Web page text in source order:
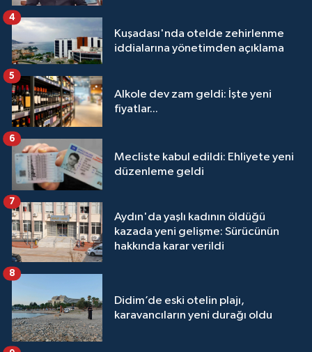
Kuşadası'nda otelde zehirlenme
iddialarına yönetimden açıklama
4
Alkole dev zam geldi: İşte yeni
fiyatlar...
5
Mecliste kabul edildi: Ehliyete yeni
düzenleme geldi
6
Aydın'da yaşlı kadının öldüğü
kazada yeni gelişme: Sürücünün
hakkında karar verildi
7
Didim’de eski otelin plajı,
karavancıların yeni durağı oldu
8